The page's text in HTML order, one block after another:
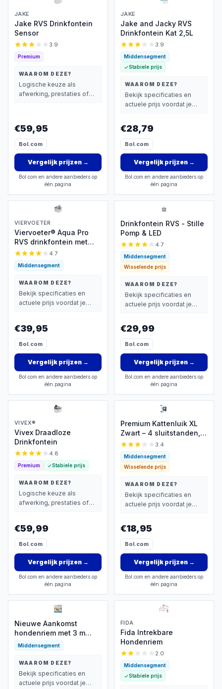
JAKE
Jake RVS Drinkfontein
Sensor
3.9
Premium
WAAROM DEZE?
Logische keuze als
afwerking, prestaties of
€59,95
Bol.com
Vergelijk prijzen→
Bol.com en andere aanbieders op
één pagina
JAKE
Jake and Jacky RVS
Drinkfontein Kat 2,5L
3.9
Middensegment
Stabiele prijs
WAAROM DEZE?
Bekijk specificaties en
actuele prijs voordat je
€28,79
Bol.com
Vergelijk prijzen→
Bol.com en andere aanbieders op
één pagina
VIERVOETER
Viervoeter® Aqua Pro
RVS drinkfontein met
sensor
4.7
Middensegment
WAAROM DEZE?
Bekijk specificaties en
actuele prijs voordat je
€39,95
Bol.com
Vergelijk prijzen→
Bol.com en andere aanbieders op
één pagina
Drinkfontein RVS - Stille
Pomp & LED
4.7
Middensegment
Wisselende prijs
WAAROM DEZE?
Bekijk specificaties en
actuele prijs voordat je
€29,99
Bol.com
Vergelijk prijzen→
Bol.com en andere aanbieders op
één pagina
VIVEX®
Vivex Draadloze
Drinkfontein
4.8
Premium Stabiele prijs
WAAROM DEZE?
Logische keuze als
afwerking, prestaties of
€59,99
Bol.com
Vergelijk prijzen→
Bol.com en andere aanbieders op
één pagina
Premium Kattenluik XL
Zwart – 4 sluitstanden,
anti-tocht 3.4
Middensegment
Wisselende prijs
WAAROM DEZE?
Bekijk specificaties en
actuele prijs voordat je
€18,95
Bol.com
Vergelijk prijzen→
Bol.com en andere aanbieders op
één pagina
Nieuwe Aankomst
hondenriem met 3 m
touw en ledlicht
Middensegment
WAAROM DEZE?
Bekijk specificaties en
actuele prijs voordat je
FIDA
Fida Intrekbare
Hondenriem
2.0
Middensegment
Stabiele prijs